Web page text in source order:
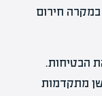
חירום
הבטיחות.
מתקדמות